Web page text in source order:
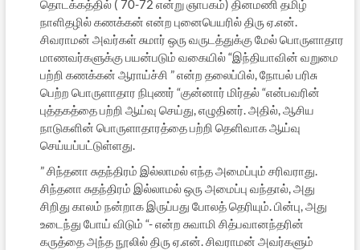
தொடக்கத்தில் ( 70-72 என்று ஞாபகம்) தினமணி தமிழ்
நாளிதழில் கணக்கன் என்ற புனைபெயரில் திரு ஏ.என்.
சிவராமன் அவர்கள் சுமார் ஒரு வருடத்துக்கு மேல் பொருளாதார
மாணவர்களுக்கு பயன்படும் வகையில் “இந்தியாவின் வறுமை
பற்றி கணக்கன் ஆராய்ச்சி ” என்ற தலைப்பில், நோபல் பரிசு
பெற்ற பொருளாதார நிபுணர் “குன்னார் மிர்தல் “என்பவரின்
புத்தகத்தை பற்றி ஆய்வு செய்து, எழுதினர். அதில், ஆசிய
நாடுகளின் பொருளாதாரத்தை பற்றி தெளிவாக ஆய்வு
செய்யப்பட்டுள்ளது.
” சிந்தனா சுதந்திரம் இல்லாமல் எந்த அமைப்பும் சரிவராது.
சிந்தனா சுதந்திரம் இல்லாமல் ஒரு அமைப்பு வந்தால், அது
சிறிது காலம் நன்றாக இருப்பது போலத் தெரியும். பின்பு, அது
உடைந்து போய் விடும் “- என்ற சுவாமி சித்பவானந்தரின்
கருத்தை அந்த நூலில் திரு ஏ.என். சிவராமன் அவர்களும்